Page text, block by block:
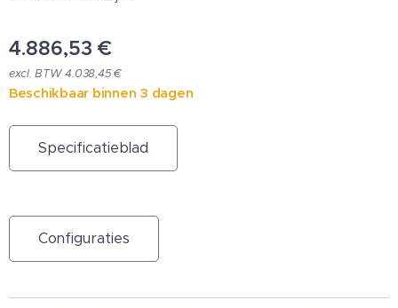
4.886,53 €
excl. BTW 4.038,45 €
Beschikbaar binnen 3 dagen
Specificatieblad
Configuraties